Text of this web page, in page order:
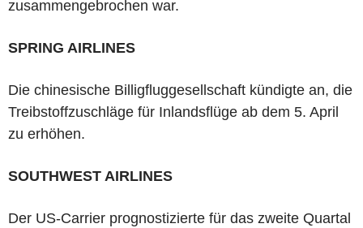
zusammengebrochen war.
SPRING AIRLINES
Die chinesische Billigfluggesellschaft kündigte an, die
Treibstoffzuschläge für Inlandsflüge ab dem 5. April
zu erhöhen.
SOUTHWEST AIRLINES
Der US-Carrier prognostizierte für das zweite Quartal